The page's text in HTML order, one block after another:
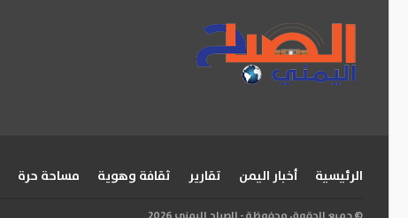
الرئيسية أخبار اليمن تقارير ثقافة وهوية مساحة حرة